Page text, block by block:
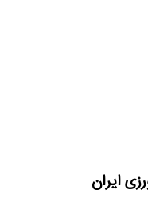
ایران